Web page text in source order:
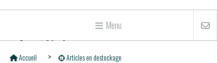
Menu
Accueil
Articles en destockage